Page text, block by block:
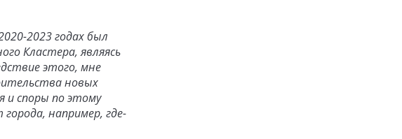
2023 годах был
Кластера, являясь
этого, мне
новых
и споры по этому
например, где-